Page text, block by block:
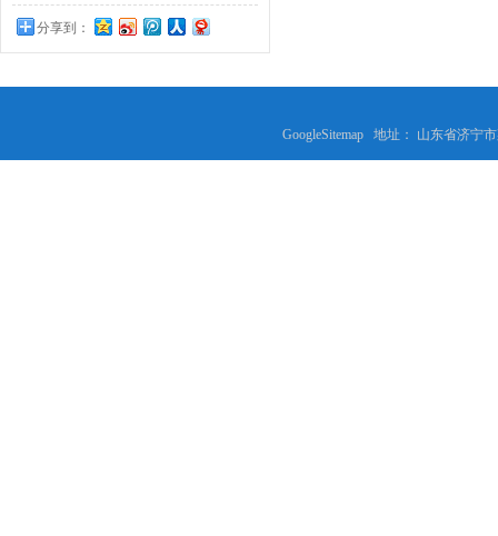
分享到：
GoogleSitemap 地址： 山东省济宁